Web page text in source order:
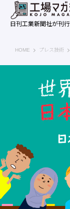
日刊工業新聞社が刊
HOME 工場マガジンラ
プレス技術